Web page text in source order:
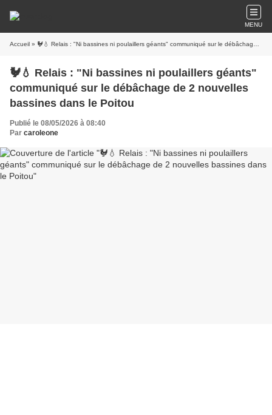
MENU
Accueil » 🐓💧 Relais : "Ni bassines ni poulaillers géants" communiqué sur le débâchage de 2 nouvelles bassines dans le Poitou
🐓💧 Relais : "Ni bassines ni poulaillers géants"
communiqué sur le débâchage de 2 nouvelles
bassines dans le Poitou
Publié le 08/05/2026 à 08:40
Par caroleone